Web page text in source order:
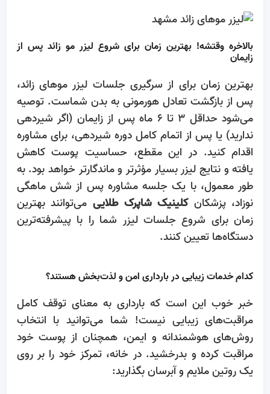
بالاخره وقتشه! بهترین زمان برای شروع لیزر مو زائد پس از
زایمان
بهترین زمان برای از سرگیری جلسات لیزر موهای زائد،
پس از بازگشت تعادل هورمونی به بدن شماست. توصیه
می‌شود حداقل ۳ تا ۶ ماه پس از زایمان (اگر شیردهی
ندارید) یا پس از اتمام کامل دوره شیردهی، برای مشاوره
اقدام کنید. در این مقطع، حساسیت پوست کاهش
یافته و نتایج لیزر بسیار مؤثرتر و ماندگارتر خواهد بود. به
طور معمول، با یک جلسه مشاوره پس از شش ماهگی
نوزاد، پزشکانکلینیک شاپرک طلایی می‌توانند بهترین
زمان برای شروع جلسات لیزر شما را با پیشرفته‌ترین
دستگاه‌ها تعیین کنند.
کدام خدمات زیبایی در بارداری امن و لذت‌بخش هستند؟
خبر خوب این است که بارداری به معنای توقف کامل
مراقبت‌های زیبایی نیست! شما می‌توانید با انتخاب
روش‌های هوشمندانه و ایمن، همچنان از پوست خود
مراقبت کرده و بدرخشید. در خانه، تمرکز خود را بر روی
یک روتین ملایم و آبرسان بگذارید: